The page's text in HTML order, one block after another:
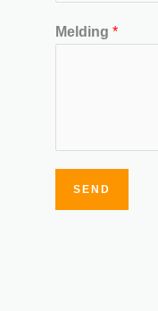
Melding*
SEND